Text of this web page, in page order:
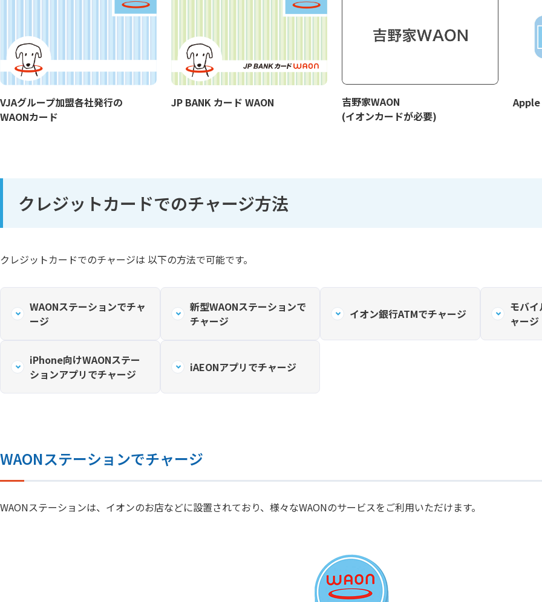
VJAグループ加盟各社発行の
WAONカード
JP BANK カード WAON
吉野家WAON
(イオンカードが必要)
Apple
クレジットカードでのチャージ方法
クレジットカードでのチャージは 以下の方法で可能です。
WAONステーションでチャ
ージ
新型WAONステーションで
チャージ
イオン銀行ATMでチャージ
モバ
ャージ
iPhone向けWAONステー
ションアプリでチャージ
iAEONアプリでチャージ
WAONステーションでチャージ
WAONステーションは、イオンのお店などに設置されており、様々なWAONのサービスをご利用いただけます。